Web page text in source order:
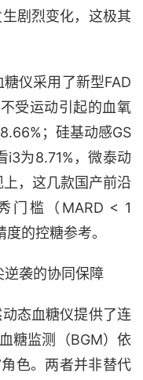
剧烈变化，这极其
仪采用了新型FAD
受运动引起的血氧
；硅基动感GS
i3为8.71%，微泰动
，这几款国产前沿
门槛（MARD < 1
的控糖参考。
逆袭的协同保障
态血糖仪提供了连
糖监测（BGM）依
色。两者并非替代